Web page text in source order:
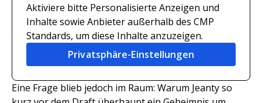
Aktiviere bitte Personalisierte Anzeigen und
Inhalte sowie Anbieter außerhalb des CMP
Standards, um diese Inhalte anzuzeigen.
Privatsphäre-Einstellungen
Eine Frage blieb jedoch im Raum: Warum Jeanty so